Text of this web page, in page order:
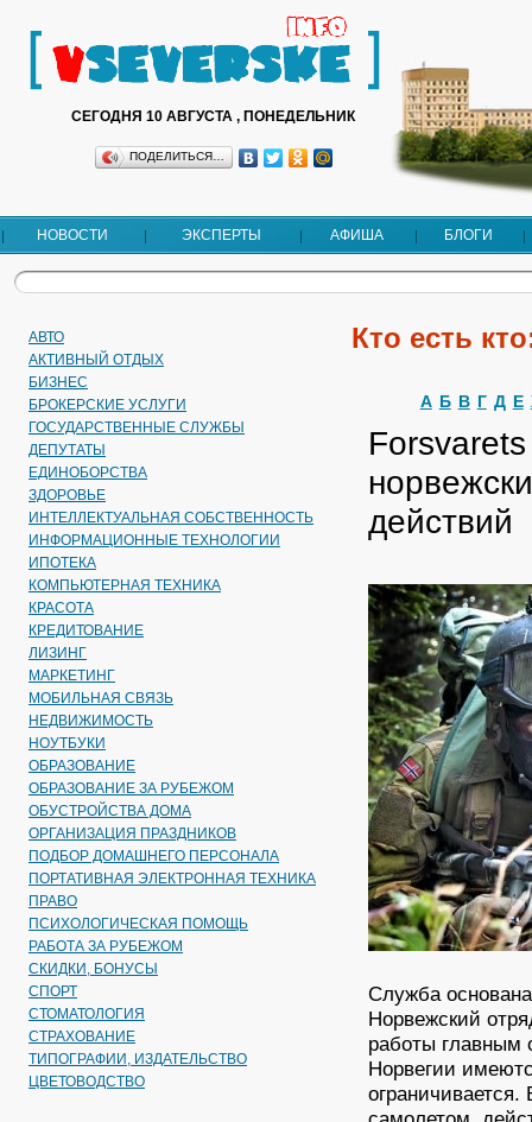
СЕГОДНЯ 10 АВГУСТА , ПОНЕДЕЛЬНИК
ПОДЕЛИТЬСЯ…
НОВОСТИ ЭКСПЕРТЫ АФИША БЛОГИ
АВТО
АКТИВНЫЙ ОТДЫХ
БИЗНЕС
БРОКЕРСКИЕ УСЛУГИ
ГОСУДАРСТВЕННЫЕ СЛУЖБЫ
ДЕПУТАТЫ
EДИНОБОРСТВА
ЗДОРОВЬЕ
ИНТЕЛЛЕКТУАЛЬНАЯ СОБСТВЕННОСТЬ
ИНФОРМАЦИОННЫЕ ТЕХНОЛОГИИ
ИПОТЕКА
КОМПЬЮТЕРНАЯ ТЕХНИКА
КРАСОТА
КРЕДИТОВАНИЕ
ЛИЗИНГ
МАРКЕТИНГ
МОБИЛЬНАЯ СВЯЗЬ
НЕДВИЖИМОСТЬ
НОУТБУКИ
ОБРАЗОВАНИЕ
ОБРАЗОВАНИЕ ЗА РУБЕЖОМ
ОБУСТРОЙСТВА ДОМА
ОРГАНИЗАЦИЯ ПРАЗДНИКОВ
ПОДБОР ДОМАШНЕГО ПЕРСОНАЛА
ПОРТАТИВНАЯ ЭЛЕКТРОННАЯ ТЕХНИКА
ПРАВО
ПСИХОЛОГИЧЕСКАЯ ПОМОЩЬ
РАБОТА ЗА РУБЕЖОМ
СКИДКИ, БОНУСЫ
СПОРТ
СТОМАТОЛОГИЯ
СТРАХОВАНИЕ
ТИПОГРАФИИ, ИЗДАТЕЛЬСТВО
ЦВЕТОВОДСТВО
Кто есть
А Б В Г Д Е
действий
Служба
Норвежский
работы главным
Норвегии